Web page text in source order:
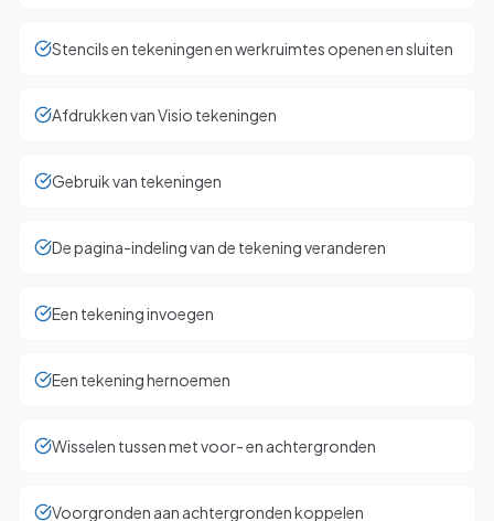
Stencils en tekeningen en werkruimtes openen en sluiten
Afdrukken van Visio tekeningen
Gebruik van tekeningen
De pagina-indeling van de tekening veranderen
Een tekening invoegen
Een tekening hernoemen
Wisselen tussen met voor- en achtergronden
Voorgronden aan achtergronden koppelen